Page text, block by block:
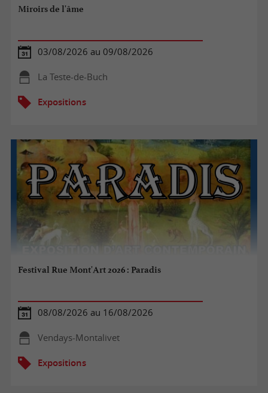
Miroirs de l'âme
03/08/2026 au 09/08/2026
La Teste-de-Buch
Expositions
Festival Rue Mont'Art 2026 : Paradis
08/08/2026 au 16/08/2026
Vendays-Montalivet
Expositions